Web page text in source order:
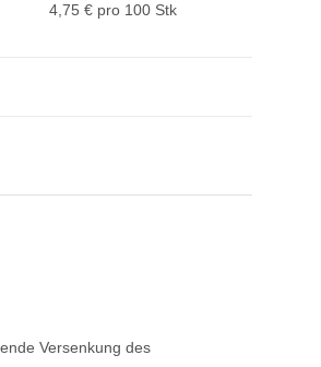
4,75 € pro 100 Stk
Versenkung des